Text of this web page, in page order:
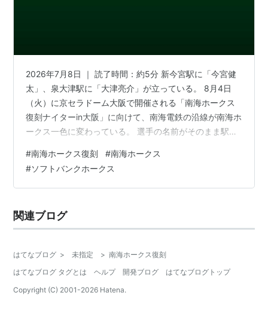
2026年7月8日 ｜ 読了時間：約5分 新今宮駅に「今宮健
太」、泉大津駅に「大津亮介」が立っている。 8月4日
（火）に京セラドーム大阪で開催される「南海ホークス
復刻ナイターin大阪」に向けて、南海電鉄の沿線が南海ホ
ークス一色に変わっている。 選手の名前がそのまま駅名
トバンクとして初めて」の大阪での復刻イベントには、
60年分の物語が設計として埋め込まれている。 この記事
でわかること 「選手降臨」の正体は等身大パネルだった
連覇が、今の選手名に宿っている 大阪球場はもうない。
それでも聖地は…
#南海ホークス復刻 #南海ホークス
#ソフトバンクホークス
関連ブログ
はてなブログ > 未指定 > 南海ホークス復刻
はてなブログ タグとは
ヘルプ 開発ブログ
はてなブログトップ
Copyright (C) 2001-2026 Hatena.